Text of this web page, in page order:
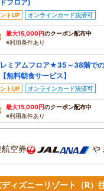
フロア)
トUP オンラインカード決済可
最大15,000円のクーポン配布中
※利用条件あり
ミアムフロア★35～38階での
無料朝食サービス】
トUP オンラインカード決済可
最大15,000円のクーポン配布中
※利用条件あり
空券 や
ィズニーリゾート（R）